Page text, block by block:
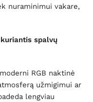
nuraminimui vakare,
kuriantis spalvų
RGB naktinė
užmigimui ar
lengviau